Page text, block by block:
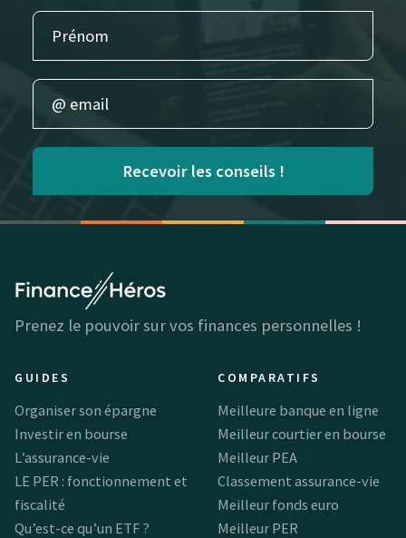
Recevoir les conseils !
Prenez le pouvoir sur vos finances personnelles !
GUIDES
Organiser son épargne
Investir en bourse
L’assurance-vie
LE PER : fonctionnement et
fiscalité
Qu’est-ce qu’un ETF ?
COMPARATIFS
Meilleure banque en ligne
Meilleur courtier en bourse
Meilleur PEA
Classement assurance-vie
Meilleur fonds euro
Meilleur PER